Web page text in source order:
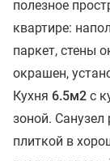
полезное
квартире:
паркет, стены
окрашен,
Кухня 6.5м2 с
зоной.
плиткой в